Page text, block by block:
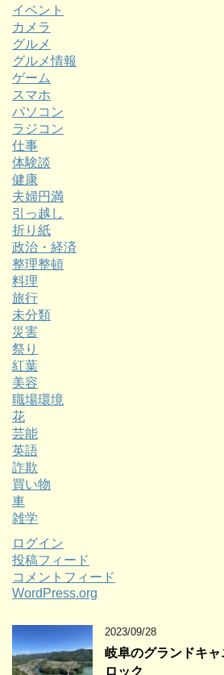
イベント
カメラ
グルメ
グルメ情報
ゲーム
スマホ
パソコン
ラジコン
仕事
体験談
健康
夫婦円満
引っ越し
折り紙
政治・経済
整理整頓
料理
旅行
未分類
災害
祭り
紅葉
美容
職場環境
花
芸能
英語
詐欺
買い物
車
雑学
ログイン
投稿フィード
コメントフィード
WordPress.org
2023/09/28
岐阜のグランドキ
ロック